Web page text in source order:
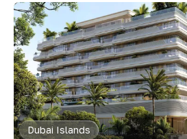
Dubai Islands